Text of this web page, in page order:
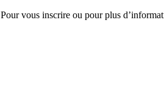
Pour vous inscrire ou pour plus